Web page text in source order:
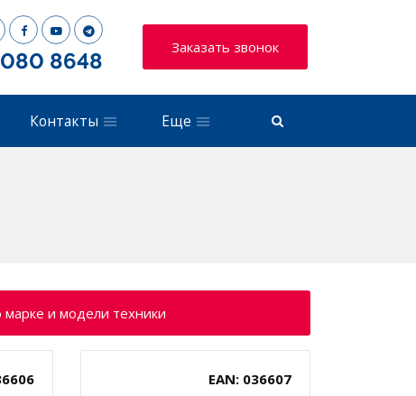
8648
Заказать звонок
Контакты Еще
и модели техники
EAN: 036607